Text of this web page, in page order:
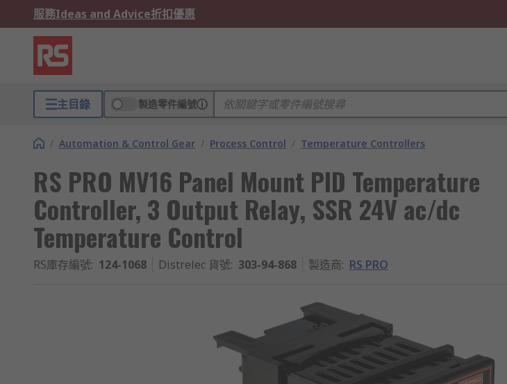
服務Ideas and Advice折扣優惠
主目錄 製造零件編號
/ Automation & Control Gear / Process Control / Temperature Controllers
RS PRO MV16 Panel Mount PID Temperature
Controller, 3 Output Relay, SSR 24V ac/dc
Temperature Control
RS庫存編號: 124-1068 Distrelec 貨號: 303-94-868 製造商: RS PRO